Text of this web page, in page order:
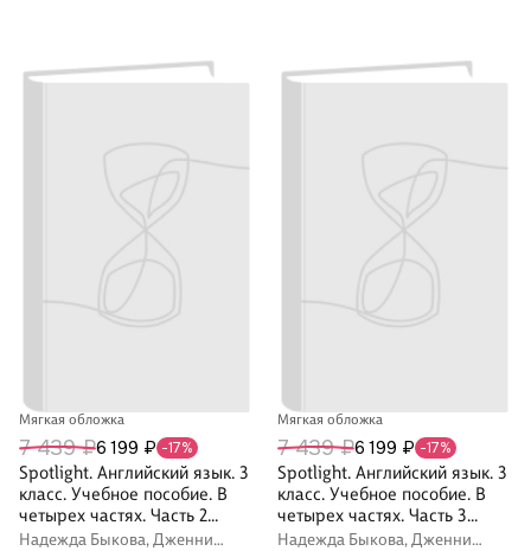
Мягкая обложка
7 439 ₽6 199 ₽ -17%
Spotlight. Английский язык. 3
класс. Учебное пособие. В
четырех частях. Часть 2
(версия для слабовидящих).
Надежда Быкова, Дженни
Мягкая обложка
7 439 ₽6 199 ₽ -17%
Spotlight. Английский язык. 3
класс. Учебное пособие. В
четырех частях. Часть 3
(версия для слабовидящих).
Надежда Быкова, Дженни